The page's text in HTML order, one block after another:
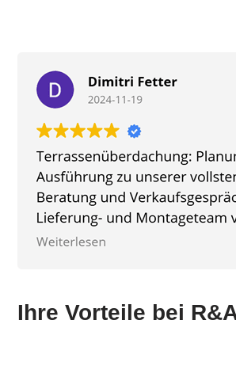
Ihre Vorteile bei